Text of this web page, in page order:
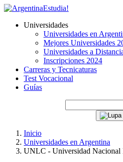
Universidades
Universidades en
Mejores Universidades
Universidades a
Inscripciones 2024
Carreras y Tecnicaturas
Test Vocacional
Guías
Inicio
Universidades en Argentina
UNLC - Universidad Nacional